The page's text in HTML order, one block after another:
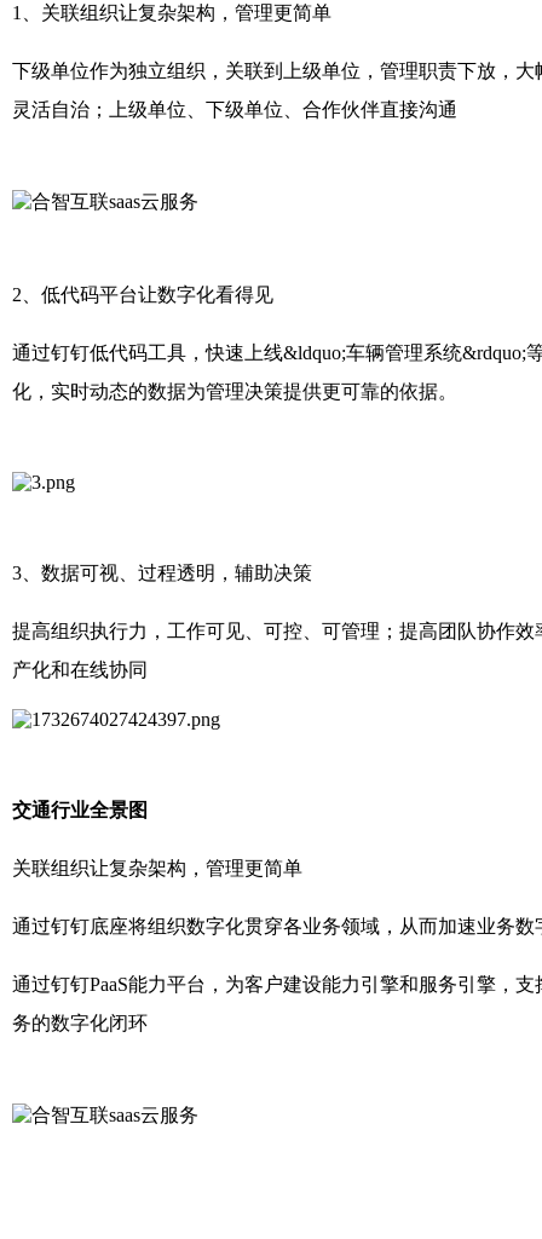
1、关联组织让复杂架构，管理更简单
下级单位作为独立组织，关联到上级单位，管理职责下放，
灵活自治；上级单位、下级单位、合作伙伴直接沟通
2、低代码平台让数字化看得见
通过钉钉低代码工具，快速上线&ldquo;车辆管理系统
化，实时动态的数据为管理决策提供更可靠的依据。
3、数据可视、过程透明，辅助决策
提高组织执行力，工作可见、可控、可管理；提高团队协作
产化和在线协同
交通行业全景图
关联组织让复杂架构，管理更简单
通过钉钉底座将组织数字化贯穿各业务领域，从而加速业务数
通过钉钉PaaS能力平台，为客户建设能力引擎和服务引擎，
务的数字化闭环